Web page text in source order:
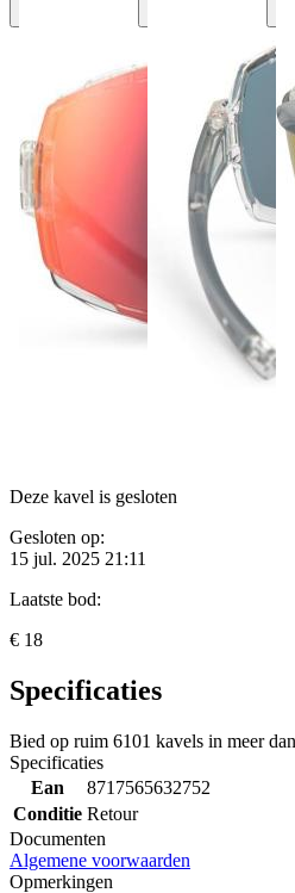
Deze kavel is gesloten
Gesloten op:
15 jul. 2025 21:11
Laatste bod:
€ 18
Specificaties
Bied op ruim 6101 kavels in meer dan
Specificaties
Ean
8717565632752
Conditie Retour
Documenten
Algemene voorwaarden
Opmerkingen